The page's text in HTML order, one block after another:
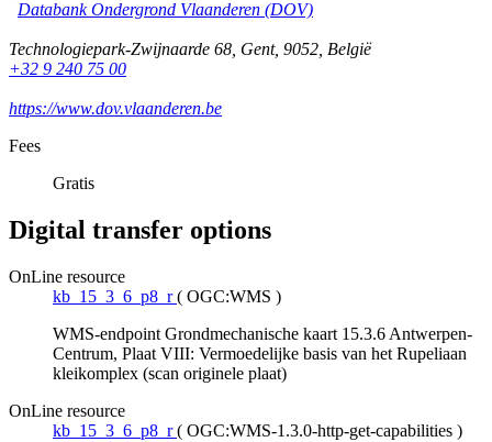
Databank Ondergrond Vlaanderen (DOV)
Technologiepark-Zwijnaarde 68, Gent, 9052, België
+32 9 240 75 00
https://www.dov.vlaanderen.be
Fees
Gratis
Digital transfer options
OnLine resource
kb_15_3_6_p8_r ( OGC:WMS )
WMS-endpoint Grondmechanische kaart 15.3.6 Antwerpen-
Centrum, Plaat VIII: Vermoedelijke basis van het Rupeliaan
kleikomplex (scan originele plaat)
OnLine resource
kb_15_3_6_p8_r ( OGC:WMS-1.3.0-http-get-capabilities )